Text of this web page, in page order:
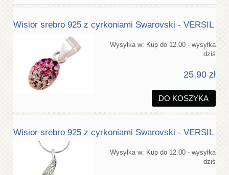
Wisior srebro 925 z cyrkoniami Swarovski - VERSIL
Wysyłka w: Kup do 12.00 - wysyłka
dziś
25,90 zł
DO KOSZYKA
Wisior srebro 925 z cyrkoniami Swarovski - VERSIL
Wysyłka w: Kup do 12.00 - wysyłka
dziś